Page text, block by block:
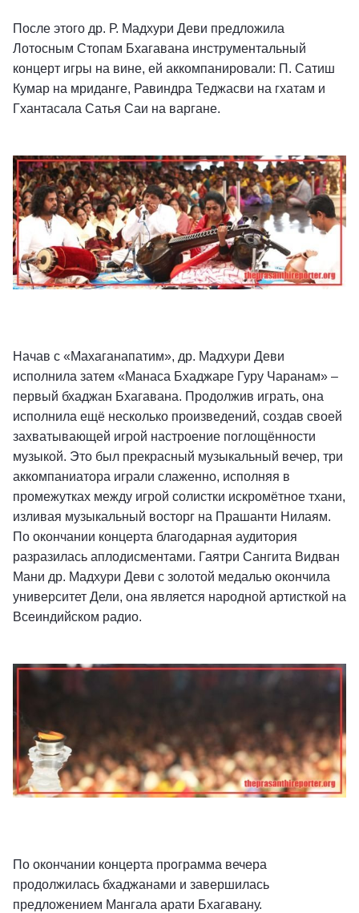
После этого др. Р. Мадхури Деви предложила
Лотосным Стопам Бхагавана инструментальный
концерт игры на вине, ей аккомпанировали: П. Сатиш
Кумар на мриданге, Равиндра Теджасви на гхатам и
Гхантасала Сатья Саи на варгане.
Начав с «Махаганапатим», др. Мадхури Деви
исполнила затем «Манаса Бхаджаре Гуру Чаранам» –
первый бхаджан Бхагавана. Продолжив играть, она
исполнила ещё несколько произведений, создав своей
захватывающей игрой настроение поглощённости
музыкой. Это был прекрасный музыкальный вечер, три
аккомпаниатора играли слаженно, исполняя в
промежутках между игрой солистки искромётное тхани,
изливая музыкальный восторг на Прашанти Нилаям.
По окончании концерта благодарная аудитория
разразилась аплодисментами. Гаятри Сангита Видван
Мани др. Мадхури Деви с золотой медалью окончила
университет Дели, она является народной артисткой на
Всеиндийском радио.
По окончании концерта программа вечера
продолжилась бхаджанами и завершилась
предложением Мангала арати Бхагавану.